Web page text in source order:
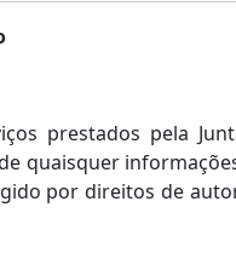
prestados pela
quaisquer
por direitos de